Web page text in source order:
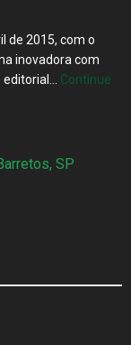
de 2015, com o
inovadora com
editorial… Continue
SP